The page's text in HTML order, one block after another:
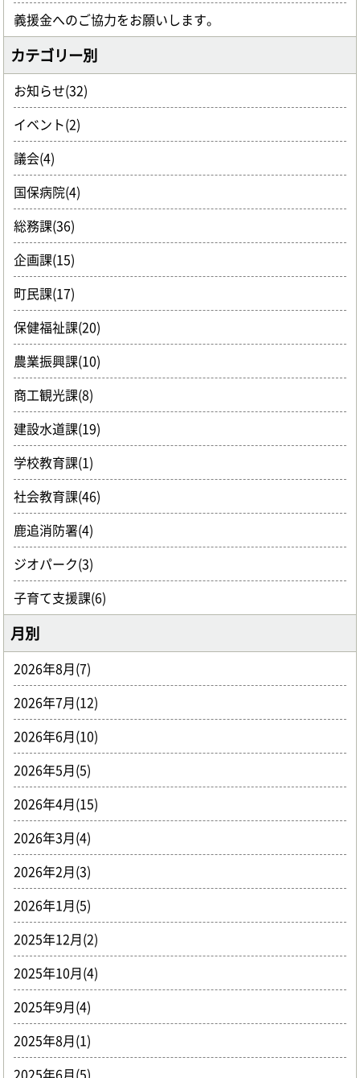
義援金へのご協力をお願いします。
カテゴリー別
お知らせ(32)
イベント(2)
議会(4)
国保病院(4)
総務課(36)
企画課(15)
町民課(17)
保健福祉課(20)
農業振興課(10)
商工観光課(8)
建設水道課(19)
学校教育課(1)
社会教育課(46)
鹿追消防署(4)
ジオパーク(3)
子育て支援課(6)
月別
2026年8月(7)
2026年7月(12)
2026年6月(10)
2026年5月(5)
2026年4月(15)
2026年3月(4)
2026年2月(3)
2026年1月(5)
2025年12月(2)
2025年10月(4)
2025年9月(4)
2025年8月(1)
2025年6月(5)